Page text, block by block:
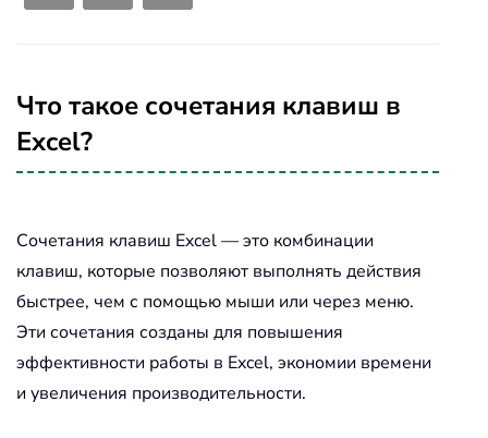
Что такое сочетания клавиш в
Excel?
Сочетания клавиш Excel — это комбинации
клавиш, которые позволяют выполнять действия
быстрее, чем с помощью мыши или через меню.
Эти сочетания созданы для повышения
эффективности работы в Excel, экономии времени
и увеличения производительности.